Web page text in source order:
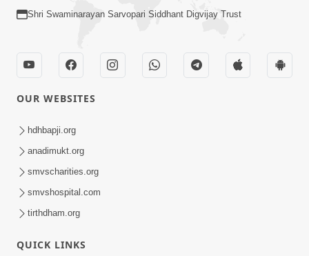
Shri Swaminarayan Sarvopari Siddhant Digvijay Trust
OUR WEBSITES
hdhbapji.org
anadimukt.org
smvscharities.org
smvshospital.com
tirthdham.org
QUICK LINKS